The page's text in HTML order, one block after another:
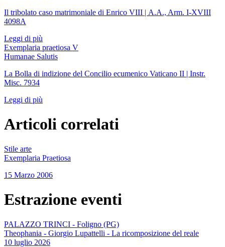
Il tribolato caso matrimoniale di Enrico VIII | A.A., Arm. I-XVIII
4098A
Leggi di più
Exemplaria praetiosa V
Humanae Salutis
La Bolla di indizione del Concilio ecumenico Vaticano II | Instr.
Misc. 7934
Leggi di più
Articoli correlati
Stile arte
Exemplaria Praetiosa
15 Marzo 2006
Estrazione eventi
PALAZZO TRINCI - Foligno (PG)
Theophania - Giorgio Lupattelli - La ricomposizione del reale
10 luglio 2026